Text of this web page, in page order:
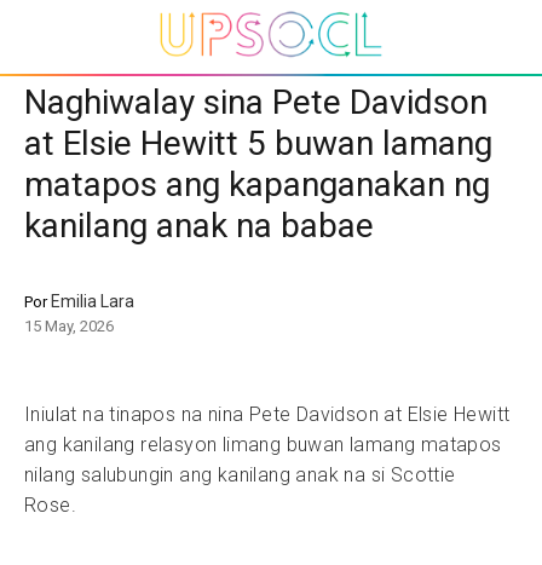
Naghiwalay sina Pete Davidson
at Elsie Hewitt 5 buwan lamang
matapos ang kapanganakan ng
kanilang anak na babae
Por Emilia Lara
15 May, 2026
Iniulat na tinapos na nina Pete Davidson at Elsie Hewitt
ang kanilang relasyon limang buwan lamang matapos
nilang salubungin ang kanilang anak na si Scottie
Rose.